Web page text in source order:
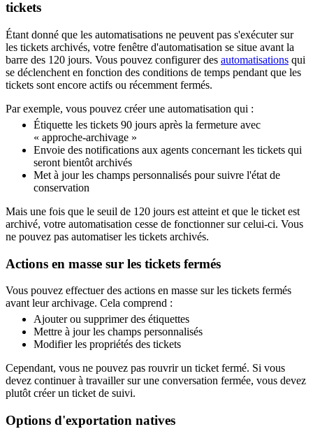
tickets
Étant donné que les automatisations ne peuvent pas s'exécuter sur
les tickets archivés, votre fenêtre d'automatisation se situe avant la
barre des 120 jours. Vous pouvez configurer des automatisations qui
se déclenchent en fonction des conditions de temps pendant que les
tickets sont encore actifs ou récemment fermés.
Par exemple, vous pouvez créer une automatisation qui :
Étiquette les tickets 90 jours après la fermeture avec
« approche-archivage »
Envoie des notifications aux agents concernant les tickets qui
seront bientôt archivés
Met à jour les champs personnalisés pour suivre l'état de
conservation
Mais une fois que le seuil de 120 jours est atteint et que le ticket est
archivé, votre automatisation cesse de fonctionner sur celui-ci. Vous
ne pouvez pas automatiser les tickets archivés.
Actions en masse sur les tickets fermés
Vous pouvez effectuer des actions en masse sur les tickets fermés
avant leur archivage. Cela comprend :
Ajouter ou supprimer des étiquettes
Mettre à jour les champs personnalisés
Modifier les propriétés des tickets
Cependant, vous ne pouvez pas rouvrir un ticket fermé. Si vous
devez continuer à travailler sur une conversation fermée, vous devez
plutôt créer un ticket de suivi.
Options d'exportation natives